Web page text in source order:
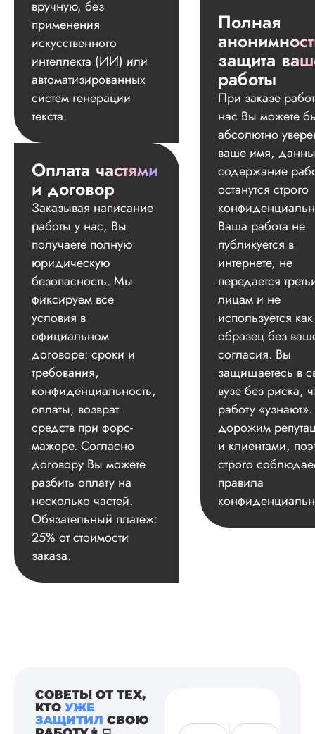
вручную, без
применения
искусственного
интеллекта (ИИ) или
автоматизированных
систем генерации
текста.
Оплата частями
и договор
Заказывая написание
работы у нас, Вы
получаете полную
юридическую
безопасность. Мы
фиксируем все
условия в
официальном
договоре: сроки и
требования,
конфиденциальность,
оплаты, возврат
средств при форс-
мажоре. Согласно
договору Вы можете
разбить оплату на
несколько частей.
Обязательный платеж:
25% от стоимости
заказа.
Полная
защита
работы
При заказе
нас Вы можете
абсолютно
ваше имя,
содержание
останутся строго
Ваша работа не
публикуется в
интернете, не
передается
лицам и не
используется как
образец без
согласия. Вы
защищаетесь в
вузе без риска,
работу
дорожим
и клиентами,
строго
правила
СОВЕТЫ ОТ ТЕХ,
КТО УЖЕ
ЗАЩИТИЛ СВОЮ